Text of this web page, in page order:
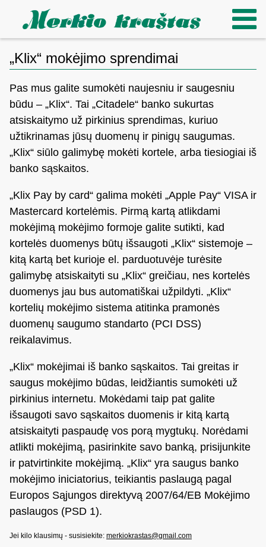
„Klix“ mokėjimo sprendimai
Pas mus galite sumokėti naujesniu ir saugesniu
būdu – „Klix“. Tai „Citadele“ banko sukurtas
atsiskaitymo už pirkinius sprendimas, kuriuo
užtikrinamas jūsų duomenų ir pinigų saugumas.
„Klix“ siūlo galimybę mokėti kortele, arba tiesiogiai iš
banko sąskaitos.
„Klix Pay by card“ galima mokėti „Apple Pay“ VISA ir
Mastercard kortelėmis. Pirmą kartą atlikdami
mokėjimą mokėjimo formoje galite sutikti, kad
kortelės duomenys būtų išsaugoti „Klix“ sistemoje –
kitą kartą bet kurioje el. parduotuvėje turėsite
galimybę atsiskaityti su „Klix“ greičiau, nes kortelės
duomenys jau bus automatiškai užpildyti. „Klix“
kortelių mokėjimo sistema atitinka pramonės
duomenų saugumo standarto (PCI DSS)
reikalavimus.
„Klix“ mokėjimai iš banko sąskaitos. Tai greitas ir
saugus mokėjimo būdas, leidžiantis sumokėti už
pirkinius internetu. Mokėdami taip pat galite
išsaugoti savo sąskaitos duomenis ir kitą kartą
atsiskaityti paspaudę vos porą mygtukų. Norėdami
atlikti mokėjimą, pasirinkite savo banką, prisijunkite
ir patvirtinkite mokėjimą. „Klix“ yra saugus banko
mokėjimo iniciatorius, teikiantis paslaugą pagal
Europos Sąjungos direktyvą 2007/64/EB Mokėjimo
paslaugos (PSD 1).
Jei kilo klausimų - susisiekite: merkiokrastas@gmail.com